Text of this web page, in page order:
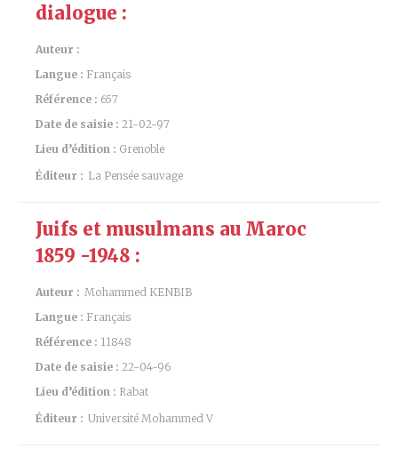
dialogue :
Auteur :
Langue : Français
Référence : 657
Date de saisie : 21-02-97
Lieu d’édition : Grenoble
Éditeur : La Pensée sauvage
Juifs et musulmans au Maroc
1859 -1948 :
Auteur : Mohammed KENBIB
Langue : Français
Référence : 11848
Date de saisie : 22-04-96
Lieu d’édition : Rabat
Éditeur : Université Mohammed V